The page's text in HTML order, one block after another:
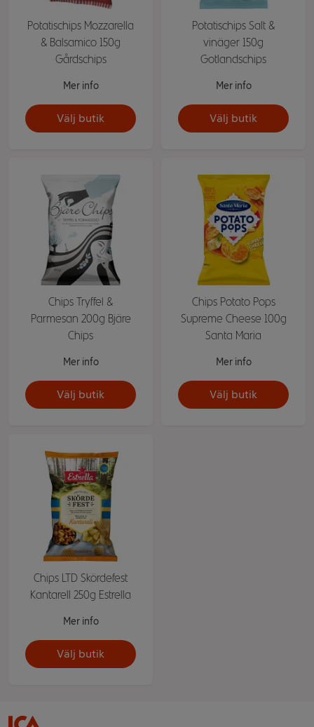
Potatischips Mozzarella
& Balsamico 150g
Gårdschips
Mer info
Välj butik
Potatischips Salt &
vinäger 150g
Gotlandschips
Mer info
Välj butik
Chips Tryffel &
Parmesan 200g Bjäre
Chips
Mer info
Välj butik
Chips Potato Pops
Supreme Cheese 100g
Santa Maria
Mer info
Välj butik
Chips LTD Skördefest
Kantarell 250g Estrella
Mer info
Välj butik